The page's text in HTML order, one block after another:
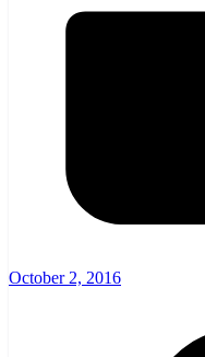
October 2, 2016